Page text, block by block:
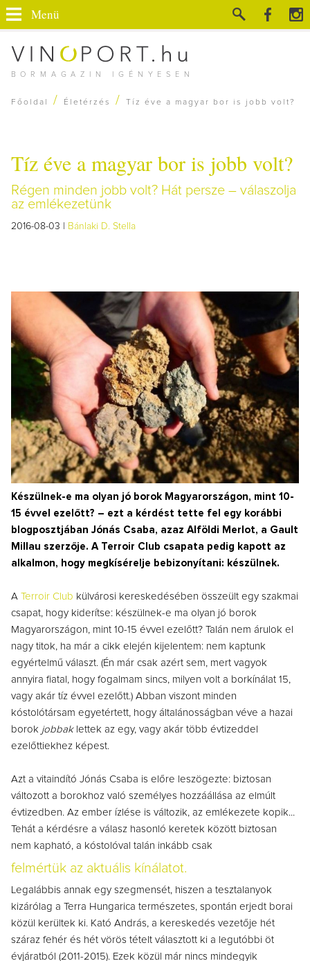
BORMAGAZIN IGÉNYESEN
Menü
Főoldal / Életérzés / Tíz éve a magyar bor is jobb volt?
Tíz éve a magyar bor is jobb volt?
Régen minden jobb volt? Hát persze – válaszolja
az emlékezetünk
2016-08-03 | Bánlaki D. Stella
Készülnek-e ma olyan jó borok Magyarországon, mint 10-
15 évvel ezelőtt? – ezt a kérdést tette fel egy korábbi
blogposztjában Jónás Csaba, azaz Alföldi Merlot, a Gault
Millau szerzője. A Terroir Club csapata pedig kapott az
alkalmon, hogy megkísérelje bebizonyítani: készülnek.
A Terroir Club külvárosi kereskedésében összeült egy szakmai
csapat, hogy kiderítse: készülnek-e ma olyan jó borok
Magyarországon, mint 10-15 évvel ezelőtt? Talán nem árulok el
nagy titok, ha már a cikk elején kijelentem: nem kaptunk
egyértelmű választ. (Én már csak azért sem, mert vagyok
annyira fiatal, hogy fogalmam sincs, milyen volt a borkínálat 15,
vagy akár tíz évvel ezelőtt.) Abban viszont minden
kóstolótársam egyetértett, hogy általánosságban véve a hazai
borok jobbaklettek az egy, vagy akár több évtizeddel
ezelőttiekhez képest.
Azt a vitaindító Jónás Csaba is előre leszögezte: biztosan
változott a borokhoz való személyes hozzáállása az elmúlt
évtizedben. Az ember ízlése is változik, az emlékezete kopik...
Tehát a kérdésre a válasz hasonló keretek között biztosan
nem kapható, a kóstolóval talán inkább csak
felmértük az aktuális kínálatot.
Legalábbis annak egy szegmensét, hiszen a tesztalanyok
kizárólag a Terra Hungarica természetes, spontán erjedt borai
közül kerültek ki. Kató András, a kereskedés vezetője hét
száraz fehér és hét vörös tételt választott ki a legutóbbi öt
évjáratból (2011-2015). Ezek közül már nincs mindegyik